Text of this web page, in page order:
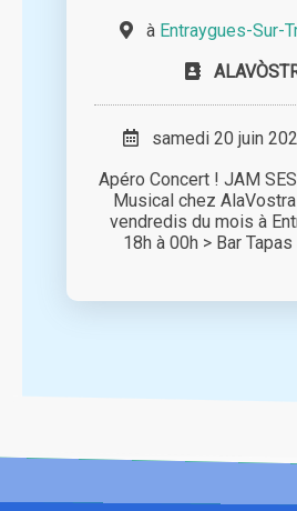
à Entraygues-Sur-
samedi 20 juin
Apéro Concert ! JAM
Musical chez
vendredis du mois à
18h à 00h > Bar Tapas